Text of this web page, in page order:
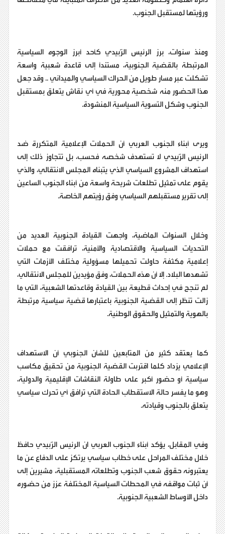
ورؤيتها لمستقبل الجنوب.
ومنذ سنوات، برز الرئيس الزُبيدي كأحد أبرز الوجوه السياسية
المرتبطة بالقضية الجنوبية، مستنداً إلى قاعدة شعبية واسعة
تشكلت عبر مسار طويل من الحراك السياسي والميداني .. وقد جعل
هذا الحضور منه شخصية محورية في أي نقاش يتعلق بمستقبل
الجنوب وشكل التسوية السياسية المنشودة.
ويرى أبناء الجنوب العربي أن الحملات الإعلامية المتكررة ضد
الرئيس الزُبيدي لا تستهدف شخصه فحسب، بل تتجاوز ذلك إلى
استهداف المشروع السياسي الذي يتبناه المجلس الانتقالي، والذي
يقوم على تمثيل تطلعات شريحة واسعة من أبناء الجنوب الساعين
إلى تقرير مستقبلهم السياسي وفق رؤيتهم الخاصة.
وخلال السنوات الماضية، واجهت القيادة الجنوبية العديد من
التحديات السياسية والاقتصادية والأمنية، ترافقت مع حملات
إعلامية مكثفة حاولت تحميلها مسؤولية مختلف الأزمات التي
تشهدها البلاد. إلا أن هذه الحملات، وفق مؤيدين للمجلس الانتقالي،
لم تنجح في إحداث قطيعة بين القيادة وقاعدتها الشعبية، التي ما
زالت تنظر إلى القضية الجنوبية باعتبارها قضية سياسية مرتبطة
بالهوية والتمثيل والحقوق الوطنية.
كما يعتقد كثير من المتابعين للشأن الجنوبي أن الاستهداف
الإعلامي يزداد كلما اقتربت القضية الجنوبية من تحقيق مكاسب
سياسية أو حضور أكبر على طاولة النقاشات الإقليمية والدولية،
وهو ما يفسر حالة الاستقطاب الحادة التي ترافق أي تحرك سياسي
يتعلق بالجنوب وقيادته.
وفي المقابل، يؤكد أبناء الجنوب العربي ان الرئيس الزُبيدي حافظ
خلال مختلف المراحل على خطاب سياسي يرتكز على الدفاع عن ما
يعتبرونه حقوق شعب الجنوب وتطلعاته المستقبلية، مشيرين إلى
أن ثبات مواقفه في المحطات السياسية المختلفة عزز من حضوره
داخل الأوساط الشعبية الجنوبية.